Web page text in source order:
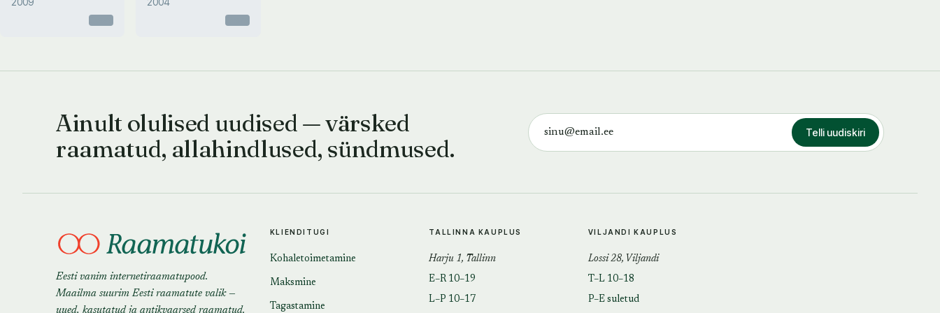
Ainult olulised uudised — värsked
raamatud, allahindlused, sündmused.
Telli uudiskiri
Eesti vanim internetiraamatupood.
Maailma suurim Eesti raamatute valik —
uued, kasutatud ja antikvaarsed raamatud.
KLIENDITUGI
Kohaletoimetamine
Maksmine
Tagastamine
TALLINNA KAUPLUS
Harju 1, Tallinn
E–R 10–19
L–P 10–17
VILJANDI KAUPLUS
Lossi 28, Viljandi
T–L 10–18
P–E suletud